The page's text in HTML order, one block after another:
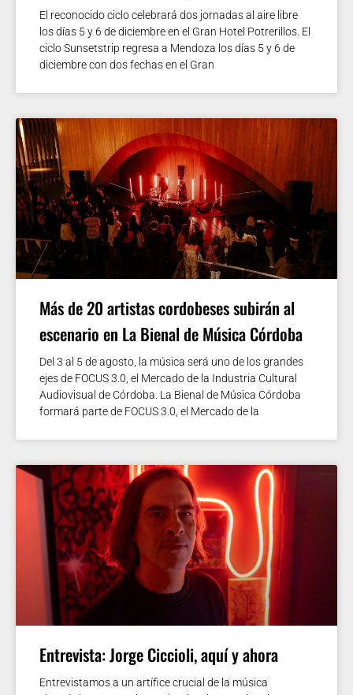
El reconocido ciclo celebrará dos jornadas al aire libre
los días 5 y 6 de diciembre en el Gran Hotel Potrerillos. El
ciclo Sunsetstrip regresa a Mendoza los días 5 y 6 de
diciembre con dos fechas en el Gran
Más de 20 artistas cordobeses subirán al
escenario en La Bienal de Música Córdoba
Del 3 al 5 de agosto, la música será uno de los grandes
ejes de FOCUS 3.0, el Mercado de la Industria Cultural
Audiovisual de Córdoba. La Bienal de Música Córdoba
formará parte de FOCUS 3.0, el Mercado de la
Entrevista: Jorge Ciccioli, aquí y ahora
Entrevistamos a un artífice crucial de la música